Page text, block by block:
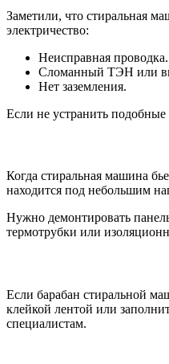
Заметили, что стиральная
электричество:
Неисправная проводка.
Сломанный ТЭН или
Нет заземления.
Если не устранить
Когда стиральная машина
находится под небольшим
Нужно демонтировать
термотрубки или
Если барабан стиральной
клейкой лентой или
специалистам.